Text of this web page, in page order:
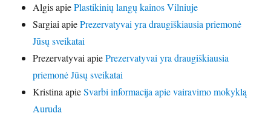
AlgisapiePlastikinių langų kainos Vilniuje
SargiaiapiePrezervatyvai yra draugiškiausia priemonė
Jūsų sveikatai
PrezervatyvaiapiePrezervatyvai yra draugiškiausia
priemonė Jūsų sveikatai
KristinaapieSvarbi informacija apie vairavimo mokyklą
Auruda